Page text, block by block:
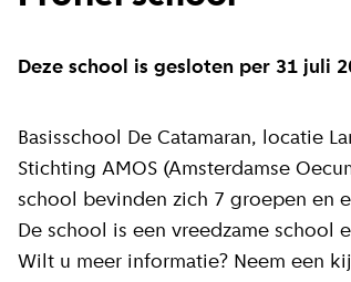
Deze school is gesloten per 31 juli
Basisschool De Catamaran, locatie
Stichting AMOS (Amsterdamse
school bevinden zich 7 groepen en
De school is een vreedzame school
Wilt u meer informatie? Neem een